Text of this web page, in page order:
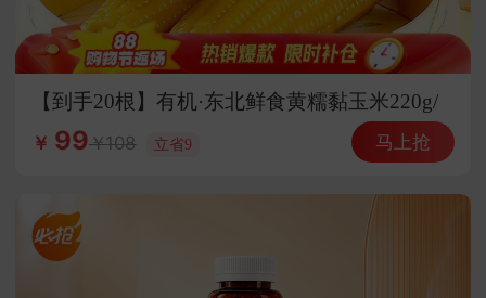
【到手20根】有机·东北鲜食黄糯黏玉米220g/
根（糯9）
￥ 99 108 立省9 马上抢